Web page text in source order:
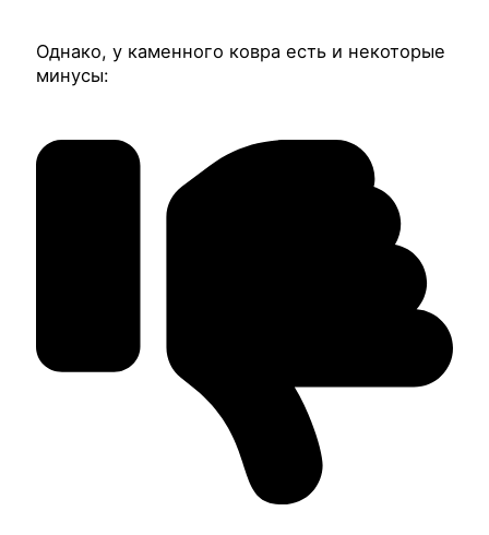
Однако, у каменного ковра есть и некоторые
минусы: